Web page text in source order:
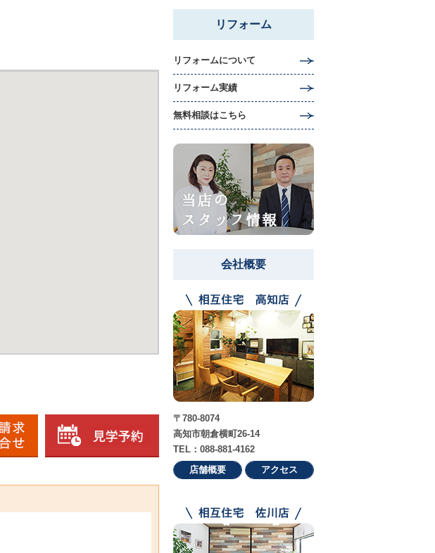
リフォーム
リフォームについて
リフォーム実績
無料相談はこちら
会社概要
〒780-8074
高知市朝倉横町26-14
TEL：088-881-4162
店舗概要
アクセス